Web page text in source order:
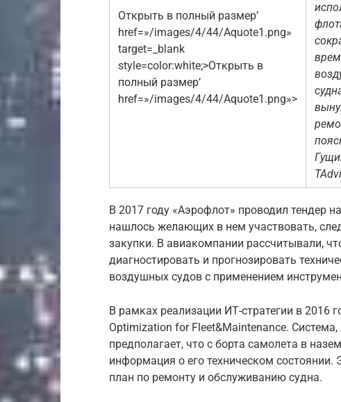
Открыть в полный размер’
href=»/images/4/44/Aquote1.png»
target=_blank
style=color:white;>Открыть в
полный размер’
href=»/images/4/44/Aquote1.png»>
В 2017 году «Аэрофлот» проводил тендер
нашлось желающих в нем участвовать,
закупки. В авиакомпании рассчитывали,
диагностировать и прогнозировать
воздушных судов с применением
В рамках реализации ИТ-стратегии в 2016
Optimization for Fleet&Maintenance.
предполагает, что с борта самолета в
информация о его техническом
план по ремонту и обслуживанию судна.